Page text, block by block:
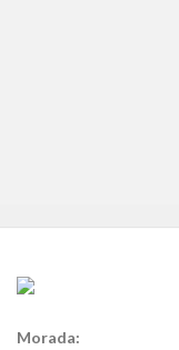
Morada: